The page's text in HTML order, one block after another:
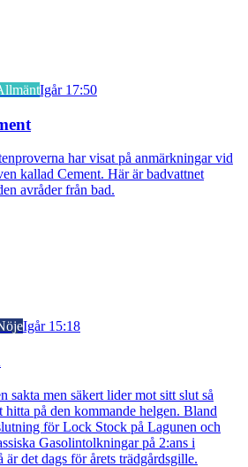
Igår 17:50
har visat på anmärkningar vid
kallad Cement. Här är badvattnet
avråder från bad.
Igår 15:18
sakta men säkert lider mot sitt slut så
på den kommande helgen. Bland
för Lock Stock på Lagunen och
Gasolintolkningar på 2:ans i
det dags för årets trädgårdsgille.